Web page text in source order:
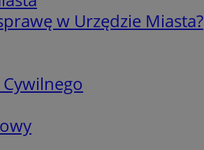
w Urzędzie Miasta?